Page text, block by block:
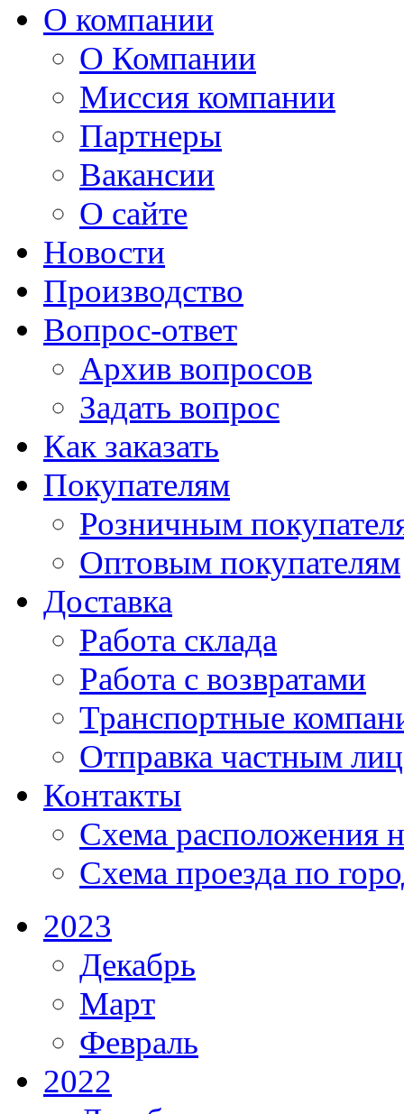
О компании
О Компании
Миссия компании
Партнеры
Вакансии
О сайте
Новости
Производство
Вопрос-ответ
Архив вопросов
Задать вопрос
Как заказать
Покупателям
Розничным
Оптовым покупателям
Доставка
Работа склада
Работа с возвратами
Транспортные
Отправка частным
Контакты
Схема расположения
Схема проезда по
2023
Декабрь
Март
Февраль
2022